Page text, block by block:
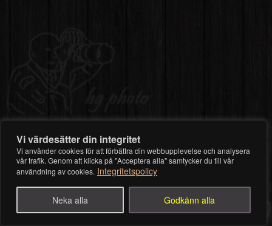
Vi värdesätter din integritet
Vi använder cookies för att förbättra din webbupplevelse och analysera
vår trafik. Genom att klicka på "Acceptera alla" samtycker du till vår
användning av cookies. Integritetspolicy
Neka alla Godkänn alla